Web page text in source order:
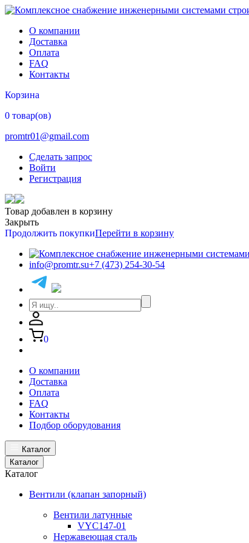
О компании
Доставка
Оплата
FAQ
Контакты
Корзина
0 товар(ов)
promtr01@gmail.com
Сделать запрос
Войти
Регистрация
Товар добавлен в корзину
Закрыть
Продолжить покупкиПерейти в корзину
info@promtr.su+7 (473) 254-30-54
0
О компании
Доставка
Оплата
FAQ
Контакты
Подбор оборудования
Каталог
Каталог
Каталог
Вентили (клапан запорный)
Вентили латунные
VYC147-01
Нержавеющая сталь